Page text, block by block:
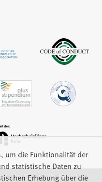
um die Funktionalität der
statistische Daten zu
Erhebung über die